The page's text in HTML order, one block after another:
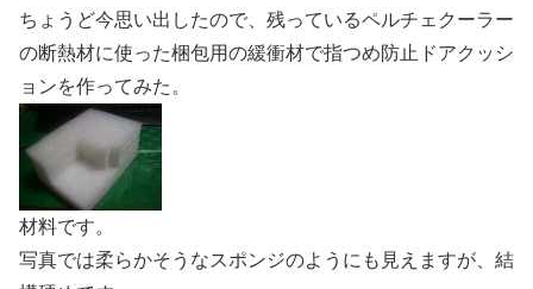
ちょうど今思い出したので、残っているペルチェクーラー
の断熱材に使った梱包用の緩衝材で指つめ防止ドアクッシ
ョンを作ってみた。
材料です。
写真では柔らかそうなスポンジのようにも見えますが、結